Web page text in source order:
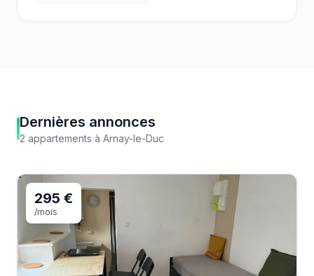
Dernières annonces
2 appartements à Arnay-le-Duc
295 €
/mois